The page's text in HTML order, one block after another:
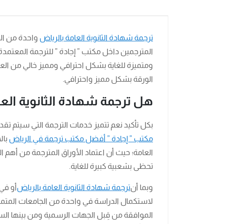
ترجمة شهادة الثانوية العامة بالرياض واحدة من
المترجمين داخل مكتب ” إجادة ” للترجمة
ومتميزة للغاية بشكل احترافي ومميز خالي
الورقة بشكل مميز واحترافي.
هل ترجمة شهادة الثانوية
بكل تأكيد نعم تتميز خدمات الترجمة التي
مكتب ” إجادة ” أفضل مكتب ترجمة في الرياض
العامة؛ حيث أن اعتماد الأوراق المترجمة من أهم
تحظى بشعبية كبيرة للغاية.
وبما أنترجمة شهادة الثانوية العامة بالرياضأو
لاستكمال الدراسة في واحدة من الجامعات
الموافقة من قِبل الجهات الرسمية ومن بينها